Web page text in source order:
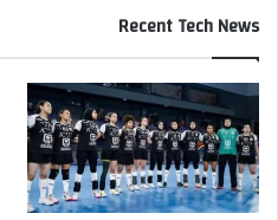
Recent Tech News